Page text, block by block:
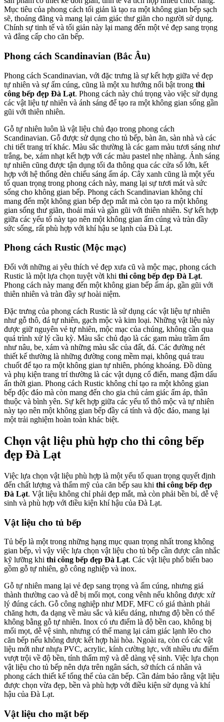
Mục tiêu của phong cách tối giản là tạo ra một không gian bếp sạch
sẽ, thoáng đãng và mang lại cảm giác thư giãn cho người sử dụng.
Chính sự tinh tế và tối giản này lại mang đến một vẻ đẹp sang trọng
và đẳng cấp cho căn bếp.
Phong cách Scandinavian (Bắc Âu)
Phong cách Scandinavian, với đặc trưng là sự kết hợp giữa vẻ đẹp
tự nhiên và sự ấm cúng, cũng là một xu hướng nổi bật trong thi
công bếp đẹp Đà Lạt. Phong cách này chú trọng vào việc sử dụng
các vật liệu tự nhiên và ánh sáng để tạo ra một không gian sống gần
gũi với thiên nhiên.
Gỗ tự nhiên luôn là vật liệu chủ đạo trong phong cách
Scandinavian. Gỗ được sử dụng cho tủ bếp, bàn ăn, sàn nhà và các
chi tiết trang trí khác. Màu sắc thường là các gam màu tươi sáng như
trắng, be, xám nhạt kết hợp với các màu pastel nhẹ nhàng. Ánh sáng
tự nhiên cũng được tận dụng tối đa thông qua các cửa sổ lớn, kết
hợp với hệ thống đèn chiếu sáng ấm áp. Cây xanh cũng là một yếu
tố quan trọng trong phong cách này, mang lại sự tươi mát và sức
sống cho không gian bếp. Phong cách Scandinavian không chỉ
mang đến một không gian bếp đẹp mắt mà còn tạo ra một không
gian sống thư giãn, thoải mái và gần gũi với thiên nhiên. Sự kết hợp
giữa các yếu tố này tạo nên một không gian ấm cúng và tràn đầy
sức sống, rất phù hợp với khí hậu se lạnh của Đà Lạt.
Phong cách Rustic (Mộc mạc)
Đối với những ai yêu thích vẻ đẹp xưa cũ và mộc mạc, phong cách
Rustic là một lựa chọn tuyệt vời khi thi công bếp đẹp Đà Lạt.
Phong cách này mang đến một không gian bếp ấm áp, gần gũi với
thiên nhiên và tràn đầy sự hoài niệm.
Đặc trưng của phong cách Rustic là sử dụng các vật liệu tự nhiên
như gỗ thô, đá tự nhiên, gạch mộc và kim loại. Những vật liệu này
được giữ nguyên vẻ tự nhiên, mộc mạc của chúng, không cần qua
quá trình xử lý cầu kỳ. Màu sắc chủ đạo là các gam màu trầm ấm
như nâu, be, xám và những màu sắc của đất, đá. Các đường nét
thiết kế thường là những đường cong mềm mại, không quá trau
chuốt để tạo ra một không gian tự nhiên, phóng khoáng. Đồ dùng
và phụ kiện trang trí thường là các vật dụng cổ điển, mang đậm dấu
ấn thời gian. Phong cách Rustic không chỉ tạo ra một không gian
bếp độc đáo mà còn mang đến cho gia chủ cảm giác ấm áp, thân
thuộc và bình yên. Sự kết hợp giữa các yếu tố thô mộc và tự nhiên
này tạo nên một không gian bếp đầy cá tính và độc đáo, mang lại
một trải nghiệm hoàn toàn khác biệt.
Chọn vật liệu phù hợp cho thi công bếp
đẹp Đà Lạt
Việc lựa chọn vật liệu phù hợp là một yếu tố quan trọng quyết định
đến chất lượng và thẩm mỹ của căn bếp sau khi thi công bếp đẹp
Đà Lạt. Vật liệu không chỉ phải đẹp mắt, mà còn phải bền bỉ, dễ vệ
sinh và phù hợp với điều kiện khí hậu của Đà Lạt.
Vật liệu cho tủ bếp
Tủ bếp là một trong những hạng mục quan trọng nhất trong không
gian bếp, vì vậy việc lựa chọn vật liệu cho tủ bếp cần được cân nhắc
kỹ lưỡng khi thi công bếp đẹp Đà Lạt. Các vật liệu phổ biến bao
gồm gỗ tự nhiên, gỗ công nghiệp và inox.
Gỗ tự nhiên mang lại vẻ đẹp sang trọng và ấm cúng, nhưng giá
thành thường cao và dễ bị mối mọt, cong vênh nếu không được xử
lý đúng cách. Gỗ công nghiệp như MDF, MFC có giá thành phải
chăng hơn, đa dạng về màu sắc và kiểu dáng, nhưng độ bền có thể
không bằng gỗ tự nhiên. Inox có ưu điểm là độ bền cao, không bị
mối mọt, dễ vệ sinh, nhưng có thể mang lại cảm giác lạnh lẽo cho
căn bếp nếu không được kết hợp hài hòa. Ngoài ra, còn có các vật
liệu mới như nhựa PVC, acrylic, kính cường lực, với nhiều ưu điểm
vượt trội về độ bền, tính thẩm mỹ và dễ dàng vệ sinh. Việc lựa chọn
vật liệu cho tủ bếp nên dựa trên ngân sách, sở thích cá nhân và
phong cách thiết kế tổng thể của căn bếp. Cần đảm bảo rằng vật liệu
được chọn vừa đẹp, bền và phù hợp với điều kiện sử dụng và khí
hậu của Đà Lạt.
Vật liệu cho mặt bếp